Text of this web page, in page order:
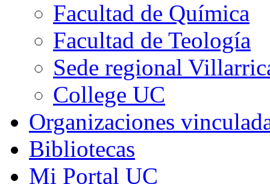
Facultad de Química
Facultad de Teología
Sede regional
College UC
Organizaciones
Bibliotecas
Mi Portal UC